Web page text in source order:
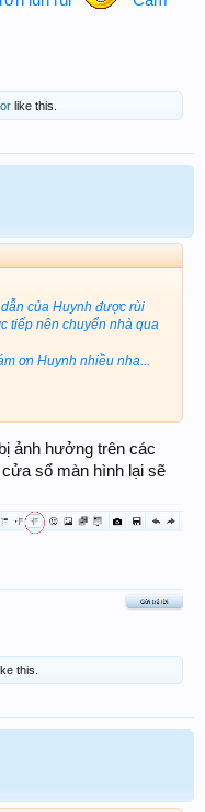
like this.
của Huynh được rùi
tiếp nên chuyển nhà qua
ơn Huynh nhiều nha...
ảnh hưởng trên các
sổ màn hình lại sẽ
this.